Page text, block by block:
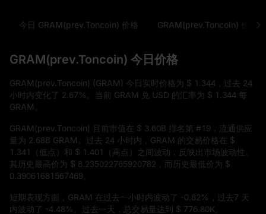
今日 GRAM(prev.Toncoin) 价格 GRAM(prev.Toncoin) 价格
GRAM(prev.Toncoin) 今日价格
GRAM(prev.Toncoin) (GRAM) 今日实时价格为 $ 1.344 ，过去 24
小时内变化了 2.67% 。当前 GRAM 兑 USD 的汇率为 $ 1.344 每
GRAM。
GRAM(prev.Toncoin) 目前市值在 $ 3.60B 排名第 #19 ，流通供应
量为 2.68B GRAM 。过去 24 小时内，GRAM 的交易价格在 $
1.341
（低点）和 $ 1.401
（高点）之间波动，反映出市场波动性。
其历史最高价为 $ 8.235022765920782 ，而历史最低价为 $
0.39061681567469
短期表现方面，GRAM 在过去一小时内波动了 -0.82%
，过去7 天
内波动了 -4.48% 。过去一天，总交易量达到 $ 776.80K